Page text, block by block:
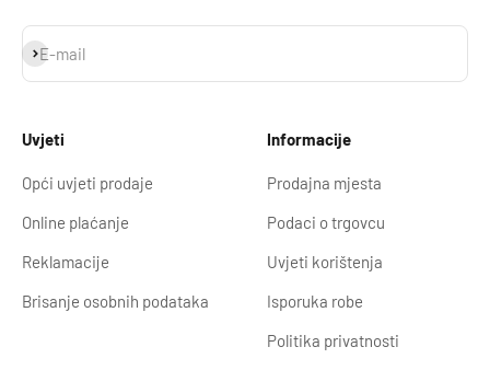
E-mail
Prijavi se
Uvjeti
Opći uvjeti prodaje
Online plaćanje
Reklamacije
Brisanje osobnih podataka
Informacije
Prodajna mjesta
Podaci o trgovcu
Uvjeti korištenja
Isporuka robe
Politika privatnosti